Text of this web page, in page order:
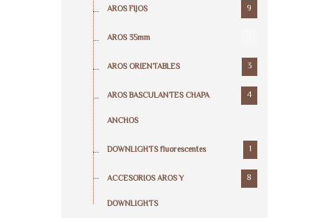
AROS FIJOS 9
AROS 35mm
AROS ORIENTABLES 3
AROS BASCULANTES CHAPA
ANCHOS
4
DOWNLIGHTS fluorescentes 1
ACCESORIOS AROS Y
DOWNLIGHTS
8